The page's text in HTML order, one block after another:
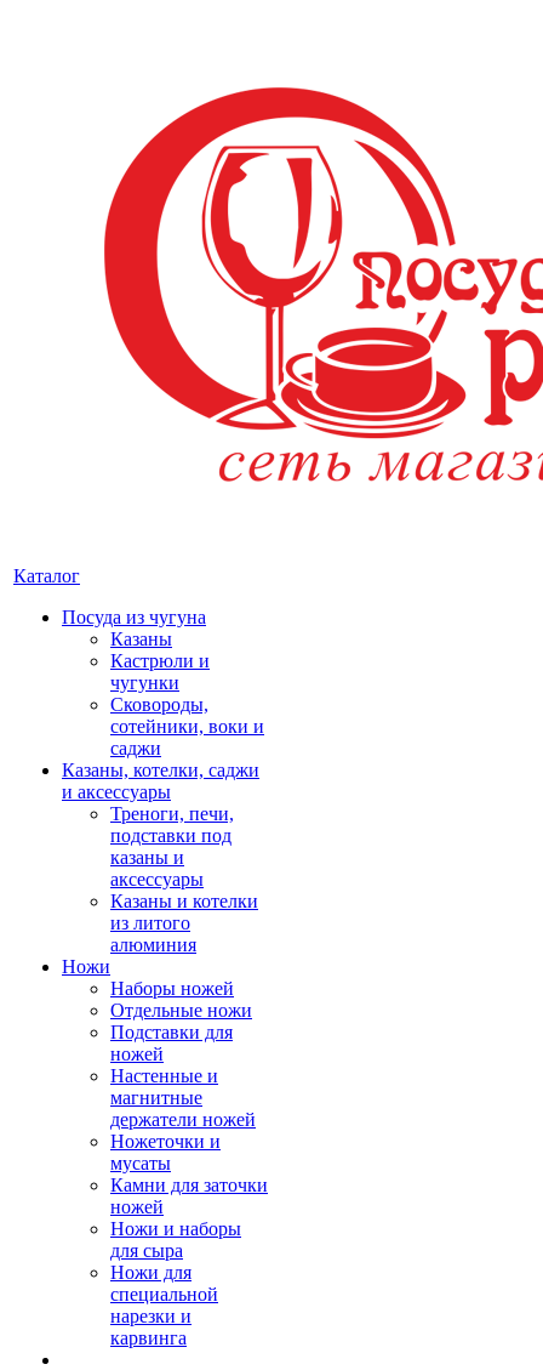
Каталог
Посуда из чугуна
Казаны
Кастрюли и
чугунки
Сковороды,
сотейники, воки и
саджи
Казаны, котелки, саджи
и аксессуары
Треноги, печи,
подставки под
казаны и
аксессуары
Казаны и котелки
из литого
алюминия
Ножи
Наборы ножей
Отдельные ножи
Подставки для
ножей
Настенные и
магнитные
держатели ножей
Ножеточки и
мусаты
Камни для заточки
ножей
Ножи и наборы
для сыра
Ножи для
специальной
нарезки и
карвинга